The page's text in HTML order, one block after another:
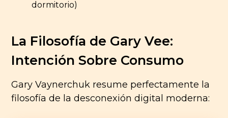
dormitorio)
La Filosofía de Gary Vee:
Intención Sobre Consumo
Gary Vaynerchuk resume perfectamente la
filosofía de la desconexión digital moderna: